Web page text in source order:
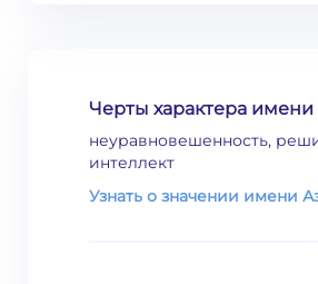
Черты характера имени
неуравновешенность,
интеллект
Узнать о значении имени